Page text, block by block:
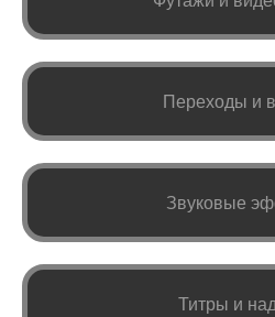
Переходы и
Звуковые
Титры и